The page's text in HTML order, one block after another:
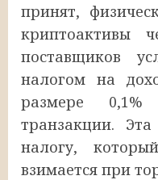
принят,
криптоактивы
поставщиков
налогом на
размере
транзакции.
налогу,
взимается при